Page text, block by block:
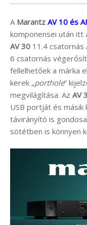
A Marantz AV 10 és
komponensei után itt
AV 30 11.4
6 csatornás
fellelhetőek a márka
kerek „porthole”
megvilágítása. Az AV
USB portját és
távirányító is
sötétben is könnyen